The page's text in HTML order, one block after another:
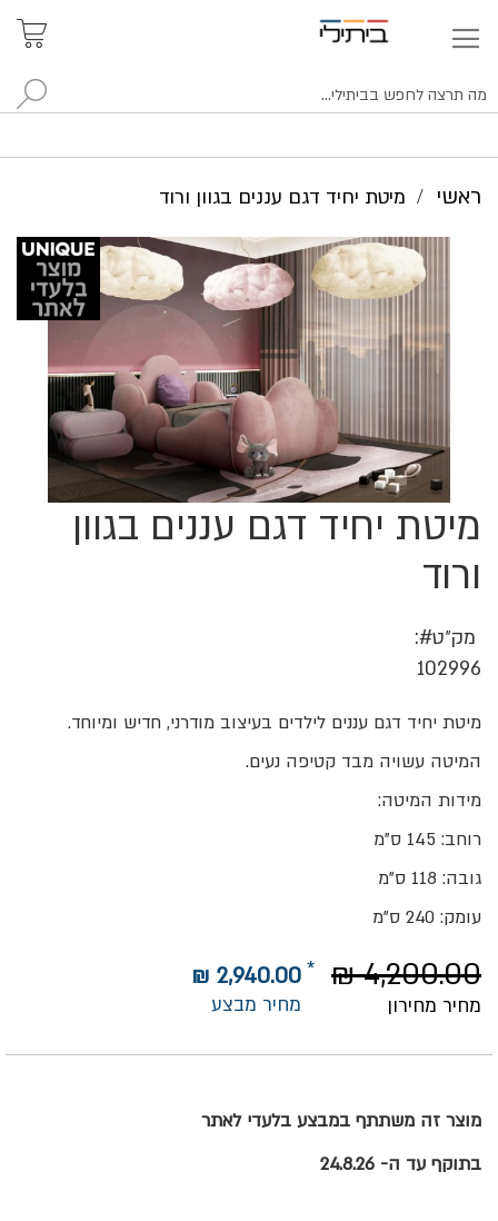
ראשי מיטת יחיד דגם עננים בגוון ורוד
מיטת יחיד דגם עננים בגוון
ורוד
מק״ט
102996
מיטת יחיד דגם עננים לילדים בעיצוב מודרני, חדיש ומיוחד.
המיטה עשויה מבד קטיפה נעים.
מידות המיטה:
רוחב: 145 ס"מ
גובה: 118 ס"מ
עומק: 240 ס"מ
מחיר מבצע
2,940.00 ₪
מחיר מחירון
4,200.00 ₪
מוצר זה משתתף במבצע בלעדי לאתר
בתוקף עד ה- 24.8.26
תמונות
לדלג
להתחלה
גלריית